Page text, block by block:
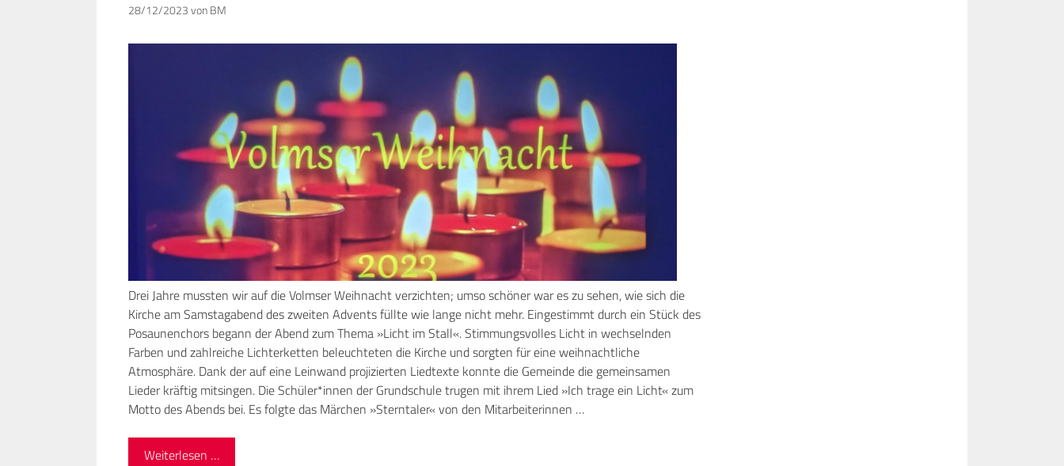
28/12/2023 von BM
Drei Jahre mussten wir auf die Volmser Weihnacht verzichten; umso schöner war es zu sehen, wie sich die
Kirche am Samstagabend des zweiten Advents füllte wie lange nicht mehr. Eingestimmt durch ein Stück des
Posaunenchors begann der Abend zum Thema »Licht im Stall«. Stimmungsvolles Licht in wechselnden
Farben und zahlreiche Lichterketten beleuchteten die Kirche und sorgten für eine weihnachtliche
Atmosphäre. Dank der auf eine Leinwand projizierten Liedtexte konnte die Gemeinde die gemeinsamen
Lieder kräftig mitsingen. Die Schüler*innen der Grundschule trugen mit ihrem Lied »Ich trage ein Licht« zum
Motto des Abends bei. Es folgte das Märchen »Sterntaler« von den Mitarbeiterinnen …
Weiterlesen …